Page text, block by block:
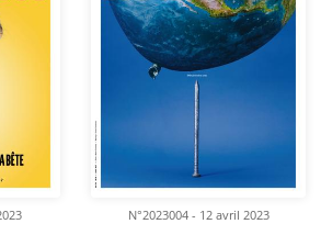
N°2023004 - 12 avril 2023